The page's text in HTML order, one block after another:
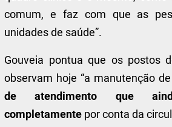
comum, e faz com que as
unidades de saúde”.
Gouveia pontua que os postos
observam hoje “a manutenção
de atendimento que
completamente por conta da